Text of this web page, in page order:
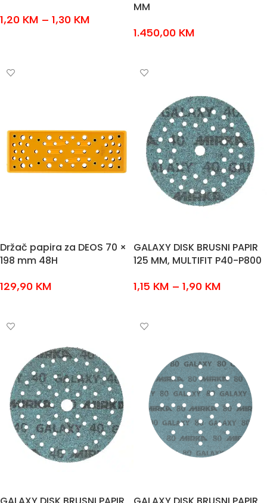
1,20 KM – 1,30 KM
MM
1.450,00 KM
Držač papira za DEOS 70 ×
198 mm 48H
129,90 KM
GALAXY DISK BRUSNI PAPIR
125 MM, MULTIFIT P40-P800
1,15 KM – 1,90 KM